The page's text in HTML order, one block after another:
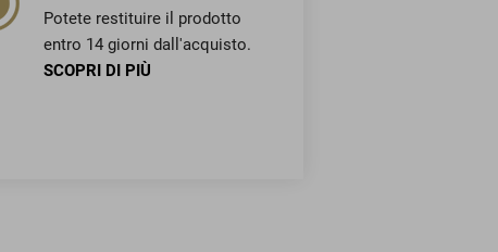
Potete restituire il prodotto
entro 14 giorni dall'acquisto.
SCOPRI DI PIÙ